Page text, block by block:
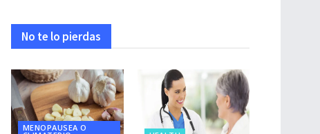
No te lo pierdas
MENOPAUSEA O